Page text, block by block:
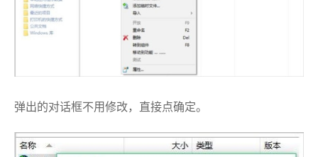
弹出的对话框不用修改，直接点确定。